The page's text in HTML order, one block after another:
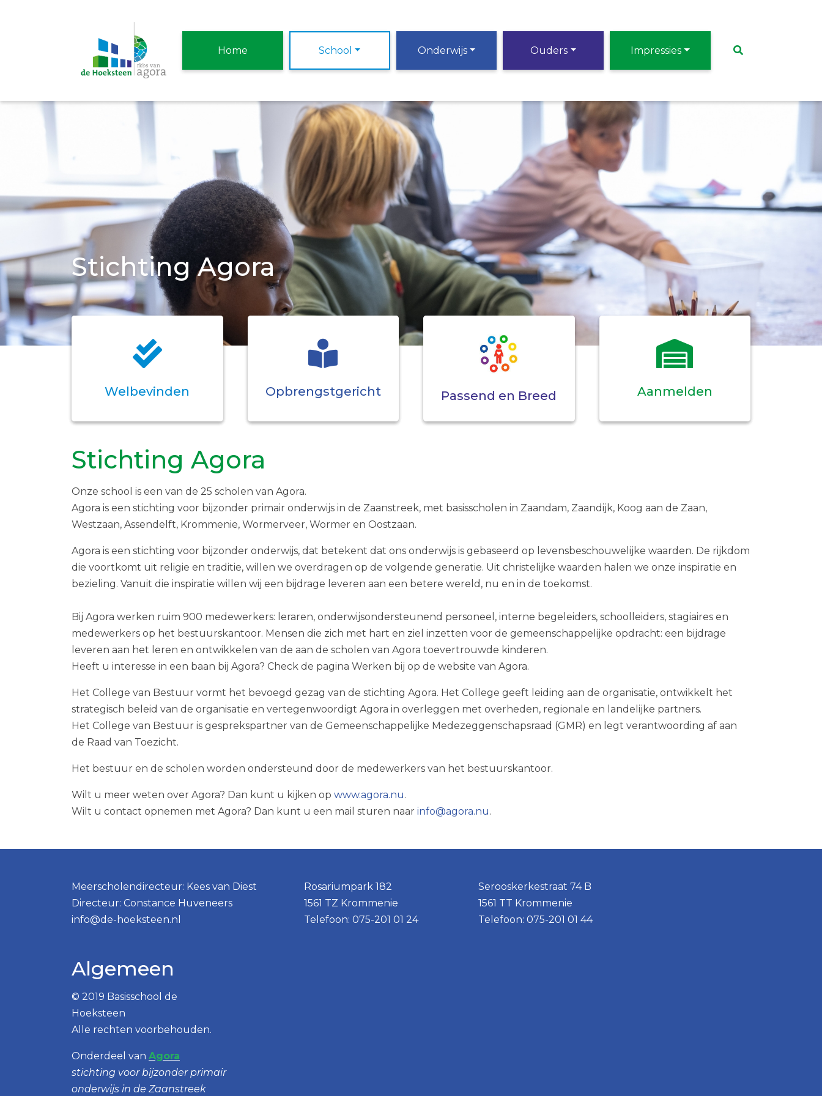
Home School Onderwijs Ouders Impressies
Stichting Agora
Welbevinden Opbrengstgericht Passend en Breed Aanmelden
Stichting Agora
Onze school is een van de 25 scholen van Agora.
Agora is een stichting voor bijzonder primair onderwijs in de Zaanstreek, met basisscholen in Zaandam, Zaandijk, Koog aan de Zaan,
Westzaan, Assendelft, Krommenie, Wormerveer, Wormer en Oostzaan.
Agora is een stichting voor bijzonder onderwijs, dat betekent dat ons onderwijs is gebaseerd op levensbeschouwelijke waarden. De rijkdom
die voortkomt uit religie en traditie, willen we overdragen op de volgende generatie. Uit christelijke waarden halen we onze inspiratie en
bezieling. Vanuit die inspiratie willen wij een bijdrage leveren aan een betere wereld, nu en in de toekomst.
Bij Agora werken ruim 900 medewerkers: leraren, onderwijsondersteunend personeel, interne begeleiders, schoolleiders, stagiaires en
medewerkers op het bestuurskantoor. Mensen die zich met hart en ziel inzetten voor de gemeenschappelijke opdracht: een bijdrage
leveren aan het leren en ontwikkelen van de aan de scholen van Agora toevertrouwde kinderen.
Heeft u interesse in een baan bij Agora? Check de pagina Werken bij op de website van Agora.
Het College van Bestuur vormt het bevoegd gezag van de stichting Agora. Het College geeft leiding aan de organisatie, ontwikkelt het
strategisch beleid van de organisatie en vertegenwoordigt Agora in overleggen met overheden, regionale en landelijke partners.
Het College van Bestuur is gesprekspartner van de Gemeenschappelijke Medezeggenschapsraad (GMR) en legt verantwoording af aan
de Raad van Toezicht.
Het bestuur en de scholen worden ondersteund door de medewerkers van het bestuurskantoor.
Wilt u meer weten over Agora? Dan kunt u kijken op www.agora.nu.
Wilt u contact opnemen met Agora? Dan kunt u een mail sturen naar info@agora.nu.
Meerscholendirecteur: Kees van Diest
Directeur: Constance Huveneers
info@de-hoeksteen.nl
Rosariumpark 182
1561 TZ Krommenie
Telefoon: 075-201 01 24
Serooskerkestraat 74 B
1561 TT Krommenie
Telefoon: 075-201 01 44
Algemeen
© 2019 Basisschool de
Hoeksteen
Alle rechten voorbehouden.
Onderdeel van Agora
stichting voor bijzonder primair
onderwijs in de Zaanstreek